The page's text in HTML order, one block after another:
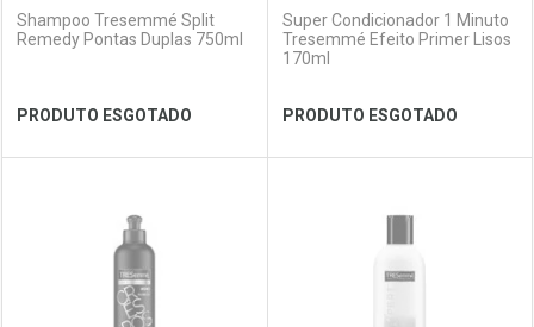
Ver Desconto Convênio Ver Desconto Convênio
Shampoo Tresemmé Split
Remedy Pontas Duplas 750ml
PRODUTO ESGOTADO
Laboratório
Por Menos
Super Condicionador 1 Minuto
Tresemmé Efeito Primer Lisos
170ml
PRODUTO ESGOTADO